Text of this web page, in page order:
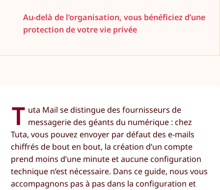
Au-delà de l’organisation, vous bénéficiez d’une
protection de votre vie privée
T uta Mail se distingue des fournisseurs de
messagerie des géants du numérique : chez
Tuta, vous pouvez envoyer par défaut des e-mails
chiffrés de bout en bout, la création d’un compte
prend moins d’une minute et aucune configuration
technique n’est nécessaire. Dans ce guide, nous vous
accompagnons pas à pas dans la configuration et